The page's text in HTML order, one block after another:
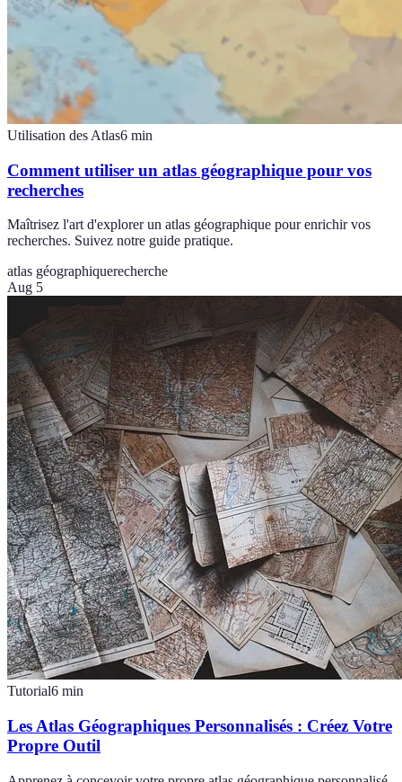
Utilisation des Atlas6 min
Comment utiliser un atlas géographique pour vos
recherches
Maîtrisez l'art d'explorer un atlas géographique pour enrichir vos
recherches. Suivez notre guide pratique.
atlas géographiquerecherche
Aug 5
Tutorial6 min
Les Atlas Géographiques Personnalisés : Créez Votre
Propre Outil